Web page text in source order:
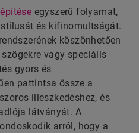
egyszerű folyamat,
és kifinomultságát.
köszönhetően
vagy speciális
gyors és
pattintsa össze a
illeszkedéshez, és
látványát. A
arról, hogy a